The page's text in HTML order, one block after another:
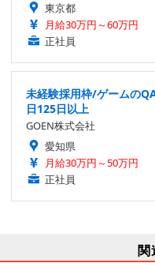
東京都
月給30万円～60万円
正社員
未経験採用枠/ゲームの
日125日以上
GOEN株式会社
愛知県
月給30万円～50万円
正社員
関